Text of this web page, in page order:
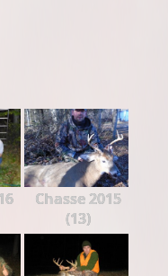
Chasse 2015
(13)